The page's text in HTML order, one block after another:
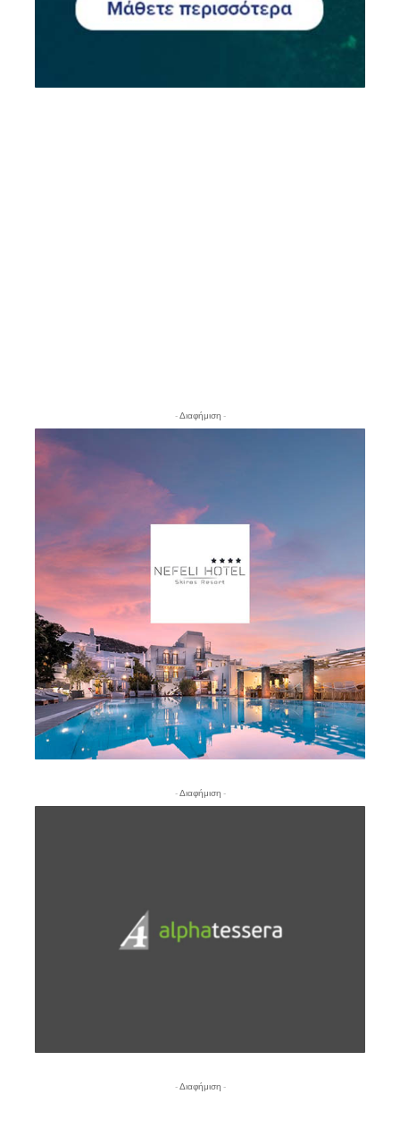
- Διαφήμιση -
- Διαφήμιση -
- Διαφήμιση -